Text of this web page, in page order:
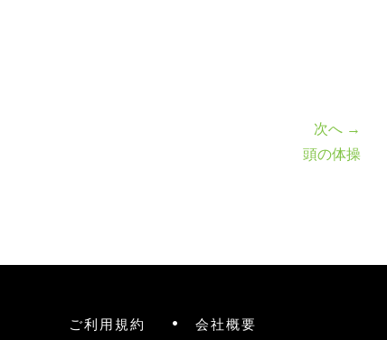
次へ →
頭の体操
ご利用規約 会社概要